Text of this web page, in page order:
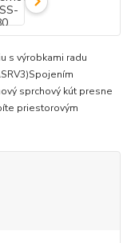
s výrobkami radu
sprchový kút presne
priestorovým